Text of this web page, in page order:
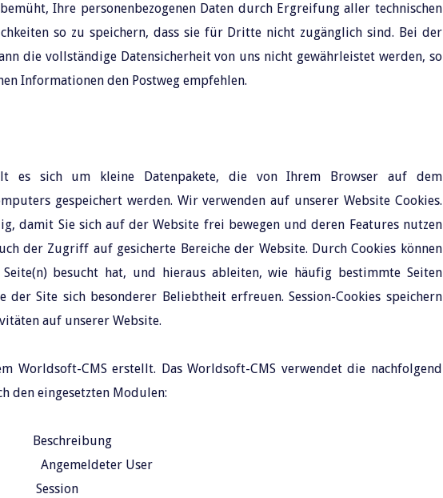
Ihre personenbezogenen Daten durch Ergreifung aller technischen
so zu speichern, dass sie für Dritte nicht zugänglich sind. Bei der
die vollständige Datensicherheit von uns nicht gewährleistet werden, so
Informationen den Postweg empfehlen.
es sich um kleine Datenpakete, die von Ihrem Browser auf dem
gespeichert werden. Wir verwenden auf unserer Website Cookies.
damit Sie sich auf der Website frei bewegen und deren Features nutzen
der Zugriff auf gesicherte Bereiche der Website. Durch Cookies können
besucht hat, und hieraus ableiten, wie häufig bestimmte Seiten
der Site sich besonderer Beliebtheit erfreuen. Session-Cookies speichern
auf unserer Website.
Worldsoft-CMS erstellt. Das Worldsoft-CMS verwendet die nachfolgend
den eingesetzten Modulen:
Beschreibung
Angemeldeter User
Min. Session